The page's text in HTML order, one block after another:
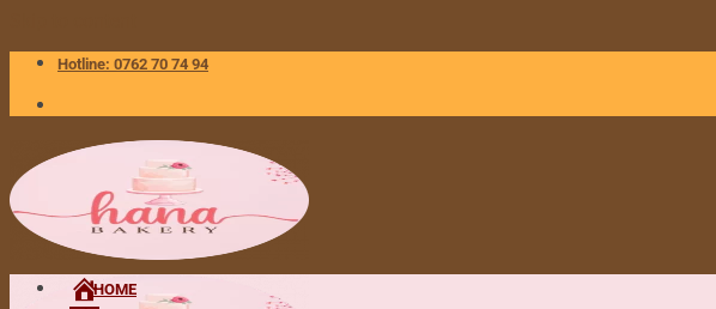
Hotline: 0762 70 74 94
HOME